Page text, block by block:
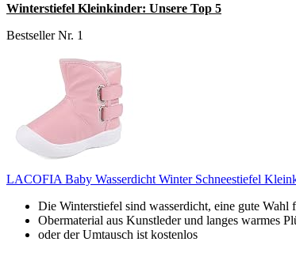
Winterstiefel Kleinkinder: Unsere Top 5
Bestseller Nr. 1
LACOFIA Baby Wasserdicht Winter Schneestiefel
Die Winterstiefel sind wasserdicht, eine gute Wahl
Obermaterial aus Kunstleder und langes warmes
oder der Umtausch ist kostenlos